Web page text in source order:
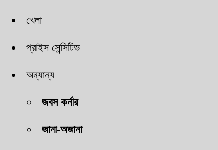
খেলা
প্রাইস সেন্সিটিভ
অন্যান্য
জবস কর্নার
জানা-অজানা